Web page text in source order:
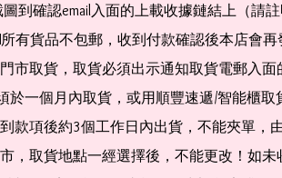
到確認email入面的上載收據鏈結上（請
有貨品不包郵，收到付款確認後本店會再
市取貨，取貨必須出示通知取貨電郵入面
於一個月內取貨，或用順豐速遞/智能櫃取
款項後約3個工作日內出貨，不能夾單，
，取貨地點一經選擇後，不能更改！如未